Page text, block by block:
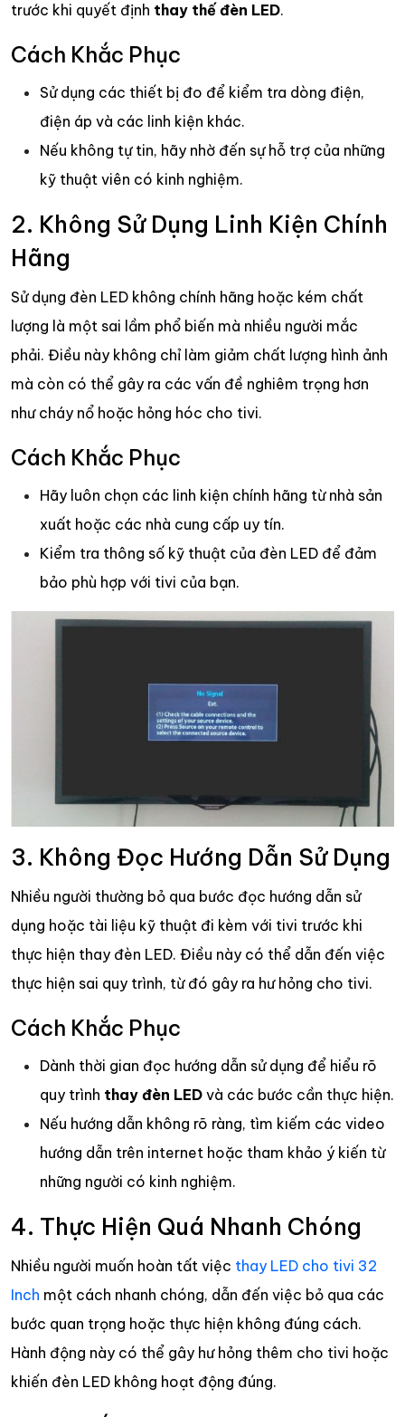
trước khi quyết định thay thế đèn LED.
Cách Khắc Phục
Sử dụng các thiết bị đo để kiểm tra dòng điện,
điện áp và các linh kiện khác.
Nếu không tự tin, hãy nhờ đến sự hỗ trợ của những
kỹ thuật viên có kinh nghiệm.
2. Không Sử Dụng Linh Kiện Chính
Hãng
Sử dụng đèn LED không chính hãng hoặc kém chất
lượng là một sai lầm phổ biến mà nhiều người mắc
phải. Điều này không chỉ làm giảm chất lượng hình ảnh
mà còn có thể gây ra các vấn đề nghiêm trọng hơn
như cháy nổ hoặc hỏng hóc cho tivi.
Cách Khắc Phục
Hãy luôn chọn các linh kiện chính hãng từ nhà sản
xuất hoặc các nhà cung cấp uy tín.
Kiểm tra thông số kỹ thuật của đèn LED để đảm
bảo phù hợp với tivi của bạn.
3. Không Đọc Hướng Dẫn Sử Dụng
Nhiều người thường bỏ qua bước đọc hướng dẫn sử
dụng hoặc tài liệu kỹ thuật đi kèm với tivi trước khi
thực hiện thay đèn LED. Điều này có thể dẫn đến việc
thực hiện sai quy trình, từ đó gây ra hư hỏng cho tivi.
Cách Khắc Phục
Dành thời gian đọc hướng dẫn sử dụng để hiểu rõ
quy trình thay đèn LED và các bước cần thực hiện.
Nếu hướng dẫn không rõ ràng, tìm kiếm các video
hướng dẫn trên internet hoặc tham khảo ý kiến từ
những người có kinh nghiệm.
4. Thực Hiện Quá Nhanh Chóng
Nhiều người muốn hoàn tất việc thay LED cho tivi 32
Inch một cách nhanh chóng, dẫn đến việc bỏ qua các
bước quan trọng hoặc thực hiện không đúng cách.
Hành động này có thể gây hư hỏng thêm cho tivi hoặc
khiến đèn LED không hoạt động đúng.